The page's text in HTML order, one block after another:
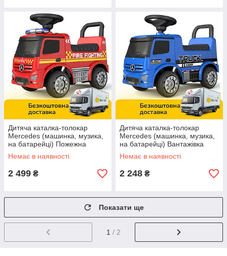
Дитяча каталка-толокар
Mercedes (машинка, музика,
на батарейці) Пожежна
машина Bambi 657-3
Червоний
Немає в наявності
2 499 ₴
Дитяча каталка-толокар
Mercedes (машинка, музика,
на батарейці) Вантажівка
Bambi 656-4 Синій
Немає в наявності
2 248 ₴
Показати ще
1 / 2